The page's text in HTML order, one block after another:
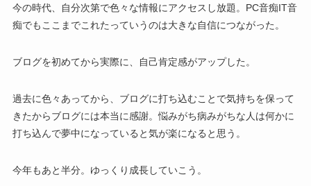
今の時代、自分次第で色々な情報にアクセスし放題。PC音痴IT音
痴でもここまでこれたっていうのは大きな自信につながった。
ブログを初めてから実際に、自己肯定感がアップした。
過去に色々あってから、ブログに打ち込むことで気持ちを保って
きたからブログには本当に感謝。悩みがち病みがちな人は何かに
打ち込んで夢中になっていると気が楽になると思う。
今年もあと半分。ゆっくり成長していこう。